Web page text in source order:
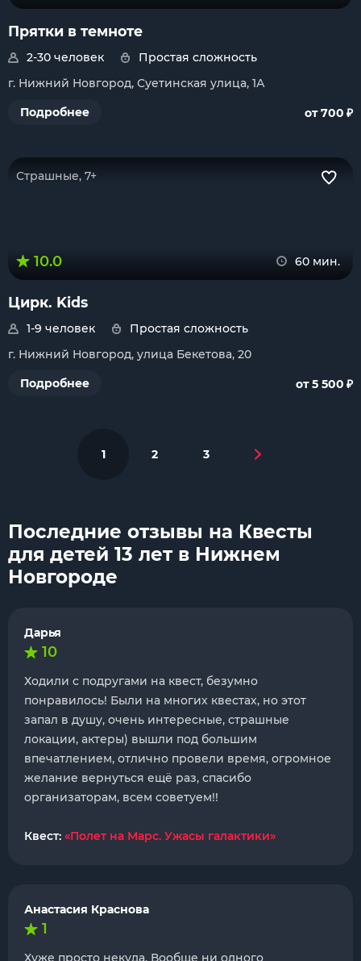
Прятки в темноте
2-30 человек
Простая сложность
г. Нижний Новгород, Суетинская улица, 1А
Подробнее
от 700 ₽
Страшные, 7+
10.0 60 мин.
Цирк. Kids
1-9 человек
Простая сложность
г. Нижний Новгород, улица Бекетова, 20
Подробнее
от 5 500 ₽
1 2 3
Последние отзывы на Квесты
для детей 13 лет в Нижнем
Новгороде
Дарья
10
Ходили с подругами на квест, безумно
понравилось! Были на многих квестах, но этот
запал в душу, очень интересные, страшные
локации, актеры) вышли под большим
впечатлением, отлично провели время, огромное
желание вернуться ещё раз, спасибо
организаторам, всем советуем!!
Квест: «Полет на Марс. Ужасы галактики»
Анастасия Краснова
1
Хуже просто некуда. Вообще ни одного